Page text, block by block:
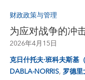
财政政策与管理
为应对战争的冲
2026年4月15日
克日什托夫·班科夫斯基
DABLA-NORRIS, 罗德里